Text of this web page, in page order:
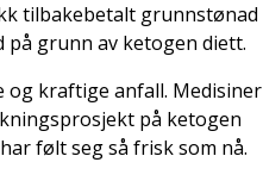
tilbakebetalt grunnstønad
grunn av ketogen diett.
og kraftige anfall. Medisiner
på ketogen
følt seg så frisk som nå.